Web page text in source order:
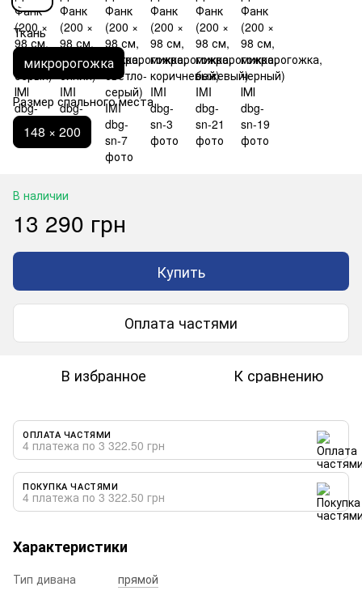
Ткань
микророгожка
Размер спального места
148 × 200
В наличии
13 290 грн
Купить
Оплата частями
В избранное К сравнению
ОПЛАТА ЧАСТЯМИ
4 платежа по 3 322.50 грн
ПОКУПКА ЧАСТЯМИ
4 платежа по 3 322.50 грн
Характеристики
Тип дивана
прямой